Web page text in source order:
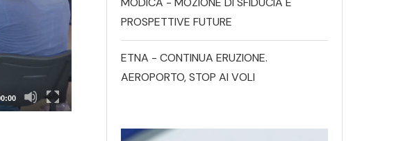
PROSPETTIVE FUTURE
ETNA - CONTINUA ERUZIONE.
AEROPORTO, STOP AI VOLI